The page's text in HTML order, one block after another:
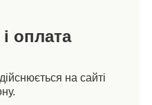
оплата
на сайті